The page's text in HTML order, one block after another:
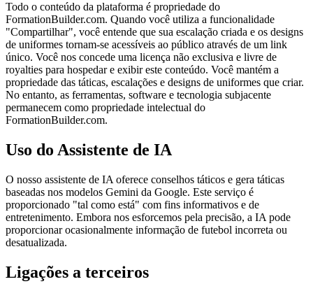
Todo o conteúdo da plataforma é propriedade do
FormationBuilder.com. Quando você utiliza a funcionalidade
"Compartilhar", você entende que sua escalação criada e os designs
de uniformes tornam-se acessíveis ao público através de um link
único. Você nos concede uma licença não exclusiva e livre de
royalties para hospedar e exibir este conteúdo. Você mantém a
propriedade das táticas, escalações e designs de uniformes que criar.
No entanto, as ferramentas, software e tecnologia subjacente
permanecem como propriedade intelectual do
FormationBuilder.com.
Uso do Assistente de IA
O nosso assistente de IA oferece conselhos táticos e gera táticas
baseadas nos modelos Gemini da Google. Este serviço é
proporcionado "tal como está" com fins informativos e de
entretenimento. Embora nos esforcemos pela precisão, a IA pode
proporcionar ocasionalmente informação de futebol incorreta ou
desatualizada.
Ligações a terceiros